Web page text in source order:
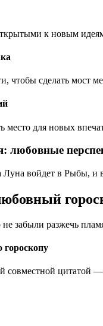
к новым
чтобы сделать
место для новых
любовные
Луна войдет в Рыбы,
забыли разжечь
совместной